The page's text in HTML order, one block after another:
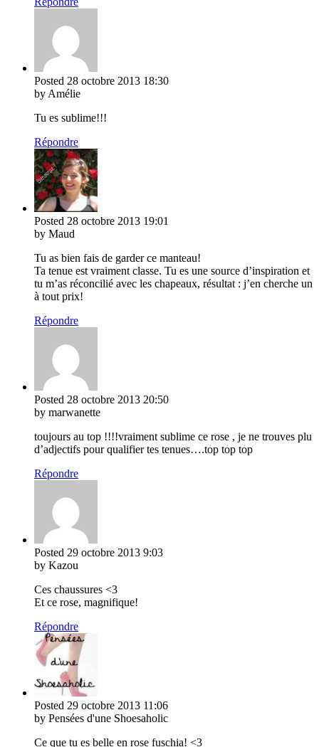
Posted 28 octobre 2013 18:30
by Amélie
Tu es sublime!!!
Répondre
Posted 28 octobre 2013 19:01
by Maud
Tu as bien fais de garder ce manteau!
Ta tenue est vraiment classe. Tu es une source d’inspiration et
tu m’as réconcilié avec les chapeaux, résultat : j’en cherche un
à tout prix!
Répondre
Posted 28 octobre 2013 20:50
by marwanette
toujours au top !!!!vraiment sublime ce rose , je ne trouves plu
d’adjectifs pour qualifier tes tenues….top top top
Répondre
Posted 29 octobre 2013 9:03
by Kazou
Ces chaussures <3
Et ce rose, magnifique!
Répondre
Posted 29 octobre 2013 11:06
by Pensées d'une Shoesaholic
Ce que tu es belle en rose fuschia! <3